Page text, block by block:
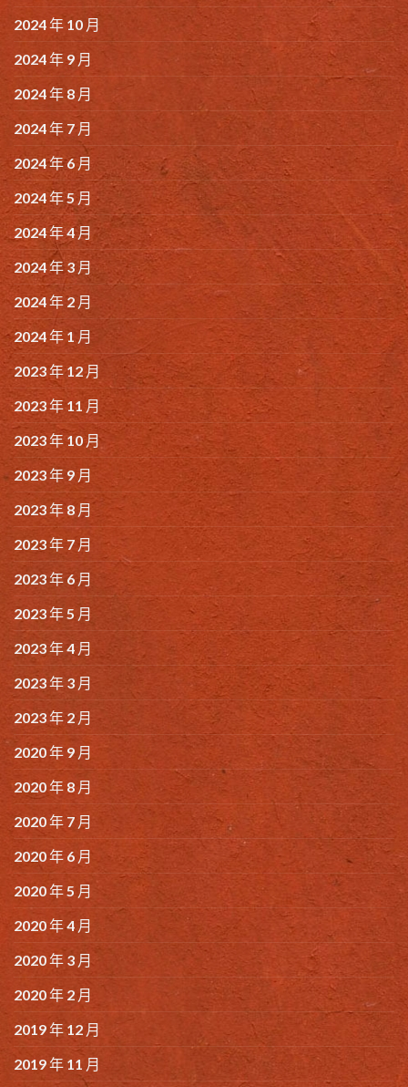
2024 年 10 月
2024 年 9 月
2024 年 8 月
2024 年 7 月
2024 年 6 月
2024 年 5 月
2024 年 4 月
2024 年 3 月
2024 年 2 月
2024 年 1 月
2023 年 12 月
2023 年 11 月
2023 年 10 月
2023 年 9 月
2023 年 8 月
2023 年 7 月
2023 年 6 月
2023 年 5 月
2023 年 4 月
2023 年 3 月
2023 年 2 月
2020 年 9 月
2020 年 8 月
2020 年 7 月
2020 年 6 月
2020 年 5 月
2020 年 4 月
2020 年 3 月
2020 年 2 月
2019 年 12 月
2019 年 11 月